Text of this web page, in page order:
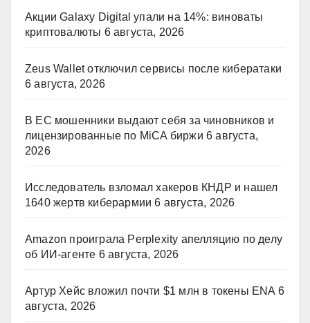
Акции Galaxy Digital упали на 14%: виноваты
криптовалюты 6 августа, 2026
Zeus Wallet отключил сервисы после кибератаки
6 августа, 2026
В ЕС мошенники выдают себя за чиновников и
лицензированные по MiCA биржи 6 августа,
2026
Исследователь взломал хакеров КНДР и нашел
1640 жертв киберармии 6 августа, 2026
Amazon проиграла Perplexity апелляцию по делу
об ИИ-агенте 6 августа, 2026
Артур Хейс вложил почти $1 млн в токены ENA 6
августа, 2026